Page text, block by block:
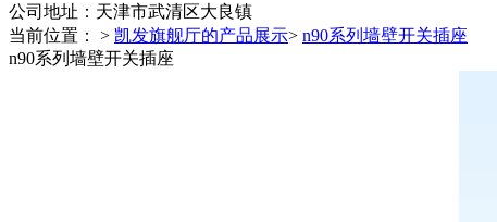
公司地址： 天津市武清区大良镇
当前位置： > 凯发旗舰厅的产品展示> n90系列墙壁开关插座
n90系列墙壁开关插座